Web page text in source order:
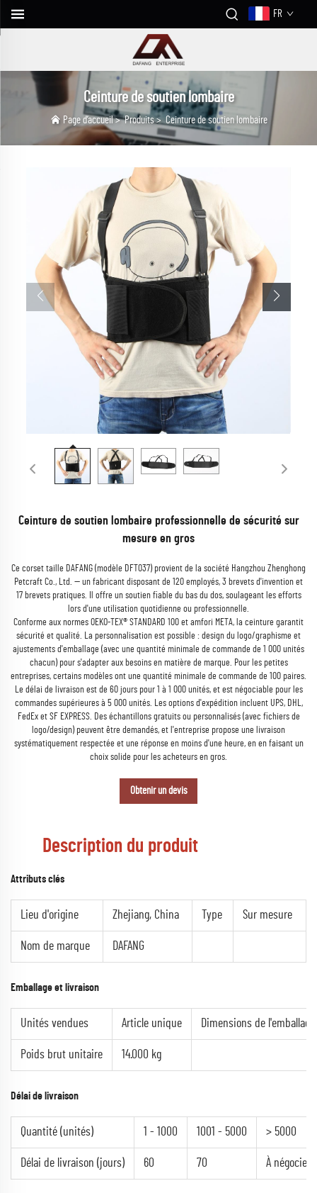
FR
Ceinture de soutien lombaire
Page d’accueil>Produits>Ceinture de soutien lombaire
Ceinture de soutien lombaire professionnelle de sécurité sur
mesure en gros
Ce corset taille DAFANG (modèle DFT037) provient de la société Hangzhou Zhenghong
Petcraft Co., Ltd. — un fabricant disposant de 120 employés, 3 brevets d'invention et
17 brevets pratiques. Il offre un soutien fiable du bas du dos, soulageant les efforts
lors d'une utilisation quotidienne ou professionnelle.
Conforme aux normes OEKO-TEX® STANDARD 100 et amfori META, la ceinture garantit
sécurité et qualité. La personnalisation est possible : design du logo/graphisme et
ajustements d'emballage (avec une quantité minimale de commande de 1 000 unités
chacun) pour s'adapter aux besoins en matière de marque. Pour les petites
entreprises, certains modèles ont une quantité minimale de commande de 100 paires.
Le délai de livraison est de 60 jours pour 1 à 1 000 unités, et est négociable pour les
commandes supérieures à 5 000 unités. Les options d'expédition incluent UPS, DHL,
FedEx et SF EXPRESS. Des échantillons gratuits ou personnalisés (avec fichiers de
logo/design) peuvent être demandés, et l'entreprise propose une livraison
systématiquement respectée et une réponse en moins d'une heure, en en faisant un
choix solide pour les acheteurs en gros.
Obtenir un devis
Description du produit
Attributs clés
Lieu d'origine Zhejiang, China Type Sur mesure
Nom de marque DAFANG
Emballage et livraison
Unités vendues Article unique Dimensions de
Poids brut unitaire 14.000 kg
Délai de livraison
Quantité (unités) 1 - 1000 1001 - 5000 > 5000
Délai de livraison (jours) 60 70 À négocier